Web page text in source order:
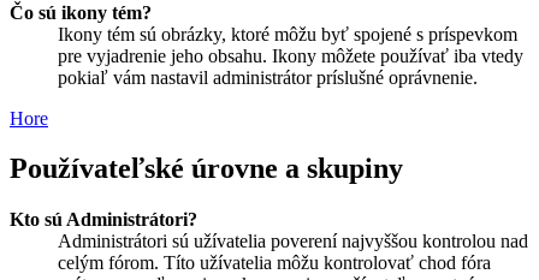
Čo sú ikony tém?
Ikony tém sú obrázky, ktoré môžu byť spojené s príspevkom
pre vyjadrenie jeho obsahu. Ikony môžete používať iba vtedy
pokiaľ vám nastavil administrátor príslušné oprávnenie.
Hore
Používateľské úrovne a skupiny
Kto sú Administrátori?
Administrátori sú užívatelia poverení najvyššou kontrolou nad
celým fórom. Títo užívatelia môžu kontrolovať chod fóra